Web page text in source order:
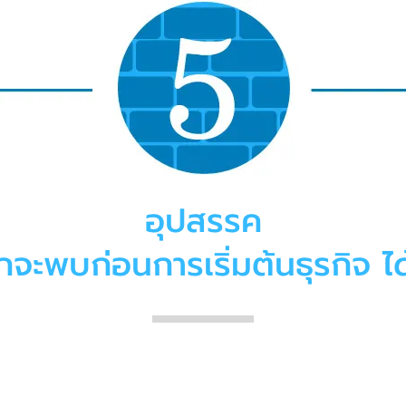
อุปสรรค
ะพบก่อนการเริ่มต้นธุรกิจ